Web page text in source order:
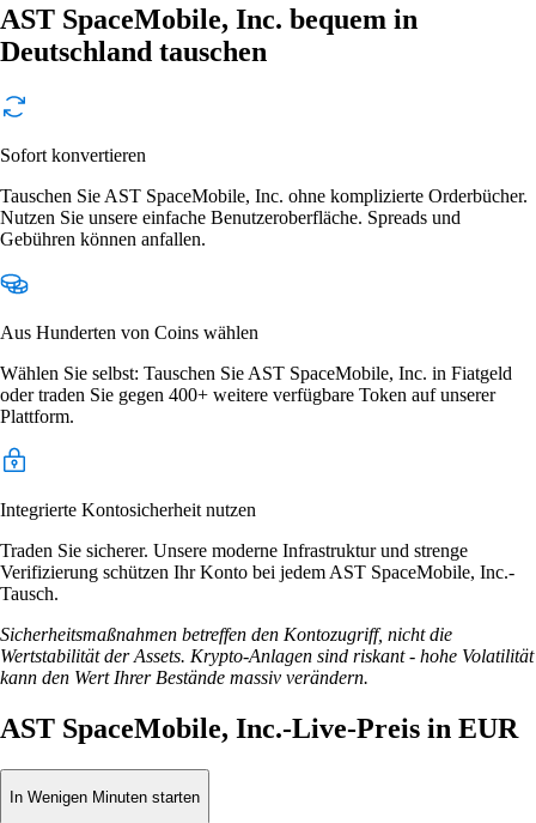
AST SpaceMobile, Inc. bequem in
Deutschland tauschen
Sofort konvertieren
Tauschen Sie AST SpaceMobile, Inc. ohne komplizierte Orderbücher.
Nutzen Sie unsere einfache Benutzeroberfläche. Spreads und
Gebühren können anfallen.
Aus Hunderten von Coins wählen
Wählen Sie selbst: Tauschen Sie AST SpaceMobile, Inc. in Fiatgeld
oder traden Sie gegen 400+ weitere verfügbare Token auf unserer
Plattform.
Integrierte Kontosicherheit nutzen
Traden Sie sicherer. Unsere moderne Infrastruktur und strenge
Verifizierung schützen Ihr Konto bei jedem AST SpaceMobile, Inc.-
Tausch.
Sicherheitsmaßnahmen betreffen den Kontozugriff, nicht die
Wertstabilität der Assets. Krypto-Anlagen sind riskant - hohe Volatilität
kann den Wert Ihrer Bestände massiv verändern.
AST SpaceMobile, Inc.-Live-Preis in EUR
In Wenigen Minuten starten